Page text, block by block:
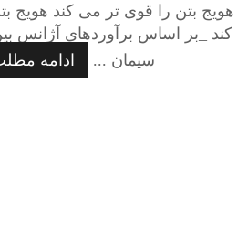
هویج بتن را قوی تر می کند هویج
کند _بر اساس برآوردهای آژانس
سیمان ...
ادامه